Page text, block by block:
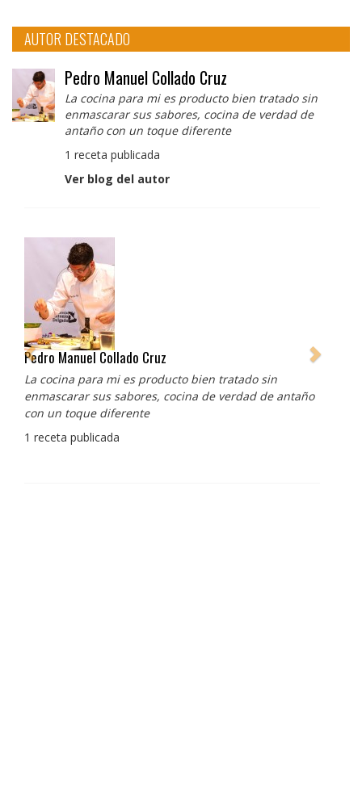
AUTOR DESTACADO
Pedro Manuel Collado Cruz
La cocina para mi es producto bien tratado sin
enmascarar sus sabores, cocina de verdad de
antaño con un toque diferente
1 receta publicada
Ver blog del autor
Pedro Manuel Collado Cruz
La cocina para mi es producto bien tratado sin
enmascarar sus sabores, cocina de verdad de antaño
con un toque diferente
1 receta publicada